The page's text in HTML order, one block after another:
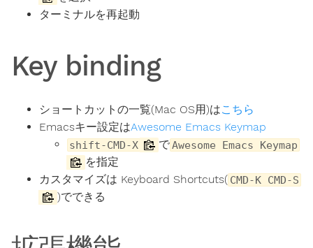
ターミナルを再起動
Key binding
ショートカットの一覧(Mac OS用)はこちら
Emacsキー設定はAwesome Emacs Keymap
shift-CMD-X でAwesome Emacs Keymap
を指定
カスタマイズは Keyboard Shortcuts( CMD-K CMD-S
)でできる